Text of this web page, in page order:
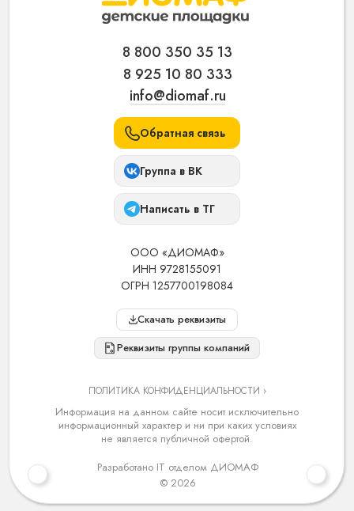
ООО «ДИОМАФ»
ИНН 9728155091
ОГРН 1257700198084
Скачать реквизиты
Реквизиты группы компаний
8 800 350 35 13
8 925 10 80 333
info@diomaf.ru
Обратная связь
Группа в ВК
Написать в ТГ
Разработано IT отделом ДИОМАФ
© 2026
ПОЛИТИКА КОНФИДЕНЦИАЛЬНОСТИ ›
Информация на данном сайте носит исключительно
информационный характер и ни при каких условиях
не является публичной офертой.